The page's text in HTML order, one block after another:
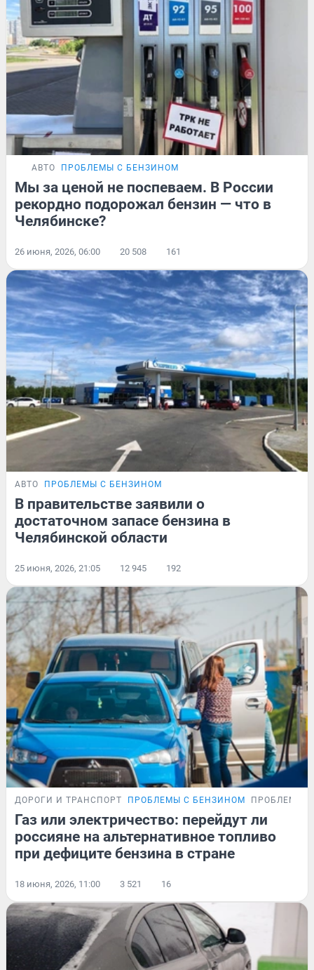
АВТО ПРОБЛЕМЫ С БЕНЗИНОМ
Мы за ценой не поспеваем. В России
рекордно подорожал бензин — что в
Челябинске?
26 июня, 2026, 06:00 20 508 161
АВТО ПРОБЛЕМЫ С БЕНЗИНОМ
В правительстве заявили о
достаточном запасе бензина в
Челябинской области
25 июня, 2026, 21:05 12 945 192
ДОРОГИ И ТРАНСПОРТ ПРОБЛЕМЫ С БЕНЗИНОМ ПРОБЛЕМА
Газ или электричество: перейдут ли
россияне на альтернативное топливо
при дефиците бензина в стране
18 июня, 2026, 11:00 3 521 16